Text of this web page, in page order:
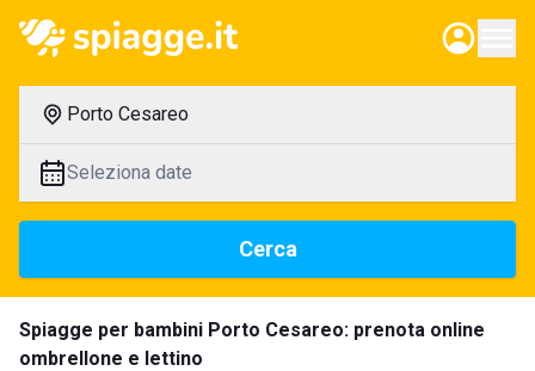
Porto Cesareo
Seleziona date
Cerca
Spiagge per bambini Porto Cesareo: prenota online
ombrellone e lettino